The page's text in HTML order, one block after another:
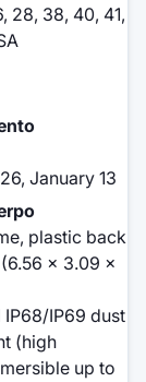
28, 38, 40, 41,
January 13
plastic back
x 3.09 x
IP68/IP69 dust
(high
up to